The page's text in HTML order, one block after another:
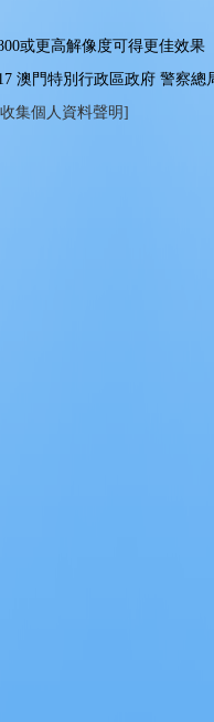
或更高解像度可得更佳效果
澳門特別行政區政府 警察總
集個人資料聲明]